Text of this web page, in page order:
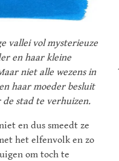
vallei vol mysterieuze
en haar kleine
niet alle wezens in
haar moeder besluit
stad te verhuizen.
en dus smeedt ze
het elfenvolk en zo
om toch te